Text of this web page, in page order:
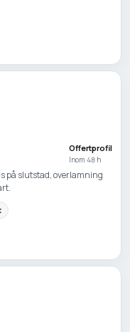
Offertprofil
Inom 48 h
på slutstad, overlamning